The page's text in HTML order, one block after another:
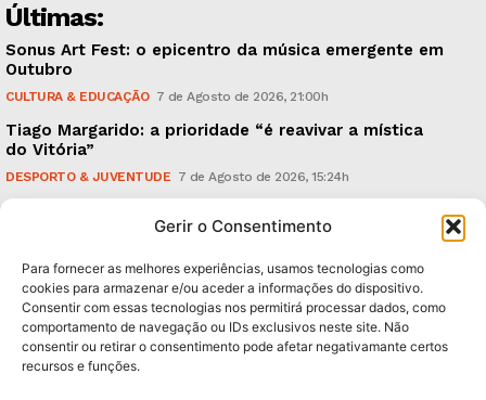
Gerir o Consentimento
Para fornecer as melhores experiências, usamos tecnologias como
cookies para armazenar e/ou aceder a informações do dispositivo.
Consentir com essas tecnologias nos permitirá processar dados, como
comportamento de navegação ou IDs exclusivos neste site. Não
consentir ou retirar o consentimento pode afetar negativamante certos
recursos e funções.
Últimas:
Sonus Art Fest: o epicentro da música emergente em
Outubro
CULTURA & EDUCAÇÃO 7 de Agosto de 2026, 21:00h
Tiago Margarido: a prioridade “é reavivar a mística
do Vitória”
DESPORTO & JUVENTUDE 7 de Agosto de 2026, 15:24h
caudais e antecipa situações de risco
Subscreva Newsletter: